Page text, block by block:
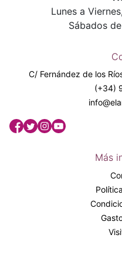
Lunes a
Sábados
C/ Fernández de los
(+34)
Más